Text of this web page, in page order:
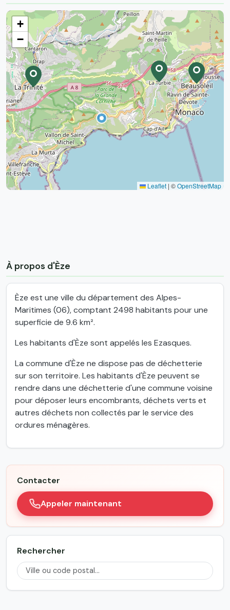
+
−
Leaflet | ©OpenStreetMap
À propos d'Èze
Èze est une ville du département des Alpes-
Maritimes (06), comptant 2498 habitants pour une
superficie de 9.6 km².
Les habitants d'Èze sont appelés les Ezasques.
La commune d'Èze ne dispose pas de déchetterie
sur son territoire. Les habitants d'Èze peuvent se
rendre dans une déchetterie d'une commune voisine
pour déposer leurs encombrants, déchets verts et
autres déchets non collectés par le service des
ordures ménagères.
Contacter
Appeler maintenant
Rechercher